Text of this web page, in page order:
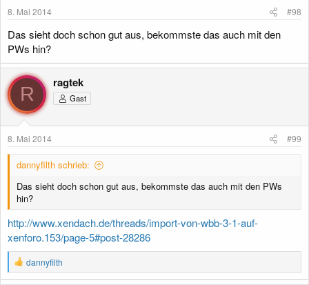
n
8. Mai 2014 #98
Das sieht doch schon gut aus, bekommste das auch mit den
PWs hin?
R
ragtek
Gast
8. Mai 2014 #99
dannyfilth schrieb:
Das sieht doch schon gut aus, bekommste das auch mit den PWs
hin?
http://www.xendach.de/threads/import-von-wbb-3-1-auf-
xenforo.153/page-5#post-28286
R
e
a
dannyfilth